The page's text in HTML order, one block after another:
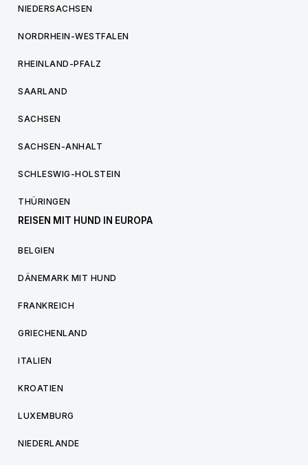
NIEDERSACHSEN
NORDRHEIN-WESTFALEN
RHEINLAND-PFALZ
SAARLAND
SACHSEN
SACHSEN-ANHALT
SCHLESWIG-HOLSTEIN
THÜRINGEN
REISEN MIT HUND IN EUROPA
BELGIEN
DÄNEMARK MIT HUND
FRANKREICH
GRIECHENLAND
ITALIEN
KROATIEN
LUXEMBURG
NIEDERLANDE